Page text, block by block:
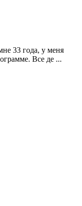
33 года, у меня
Все де ...